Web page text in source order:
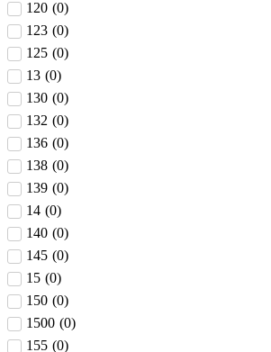
120 (0)
123 (0)
125 (0)
13 (0)
130 (0)
132 (0)
136 (0)
138 (0)
139 (0)
14 (0)
140 (0)
145 (0)
15 (0)
150 (0)
1500 (0)
155 (0)